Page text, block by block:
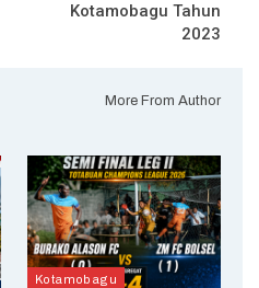
Kotamobagu Tahun
2023
More From Author
Kotamobagu